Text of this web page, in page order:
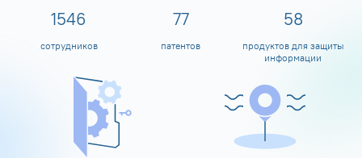
1600
сотрудников
80
патентов
60
продуктов для защиты
информации